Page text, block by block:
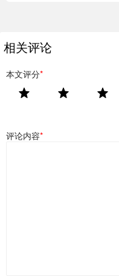
相关评论
本文评分*
评论内容*